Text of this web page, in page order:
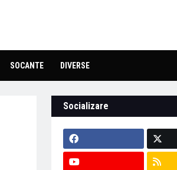
SOCANTE DIVERSE
Socializare